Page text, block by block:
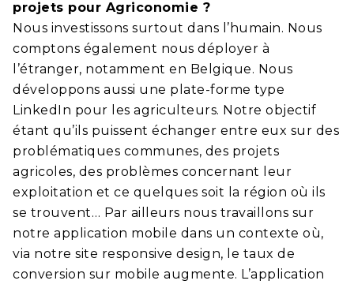
projets pour Agriconomie ?
Nous investissons surtout dans l’humain. Nous
comptons également nous déployer à
l’étranger, notamment en Belgique. Nous
développons aussi une plate-forme type
LinkedIn pour les agriculteurs. Notre objectif
étant qu’ils puissent échanger entre eux sur des
problématiques communes, des projets
agricoles, des problèmes concernant leur
exploitation et ce quelques soit la région où ils
se trouvent… Par ailleurs nous travaillons sur
notre application mobile dans un contexte où,
via notre site responsive design, le taux de
conversion sur mobile augmente. L’application